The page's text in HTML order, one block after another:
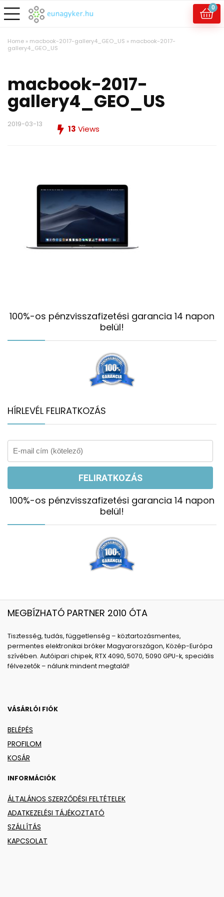
0
Home » macbook-2017-gallery4_GEO_US » macbook-2017-
gallery4_GEO_US
macbook-2017-
gallery4_GEO_US
2019-03-13 13 Views
100%-os pénzvisszafizetési garancia 14 napon
belül!
HÍRLEVÉL FELIRATKOZÁS
100%-os pénzvisszafizetési garancia 14 napon
belül!
MEGBÍZHATÓ PARTNER 2010 ÓTA
Tisztesség, tudás, függetlenség – köztartozásmentes,
permentes elektronikai bróker Magyarországon, Közép-Európa
szívében. Autóipari chipek, RTX 4090, 5070, 5090 GPU-k, speciális
félvezetők – nálunk mindent megtalál!
VÁSÁRLÓI FIÓK
BELÉPÉS
PROFILOM
KOSÁR
INFORMÁCIÓK
ÁLTALÁNOS SZERZŐDÉSI FELTÉTELEK
ADATKEZELÉSI TÁJÉKOZTATÓ
SZÁLLÍTÁS
KAPCSOLAT